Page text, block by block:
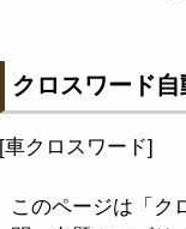
クロスワード
[車クロスワード]
このページは「ク